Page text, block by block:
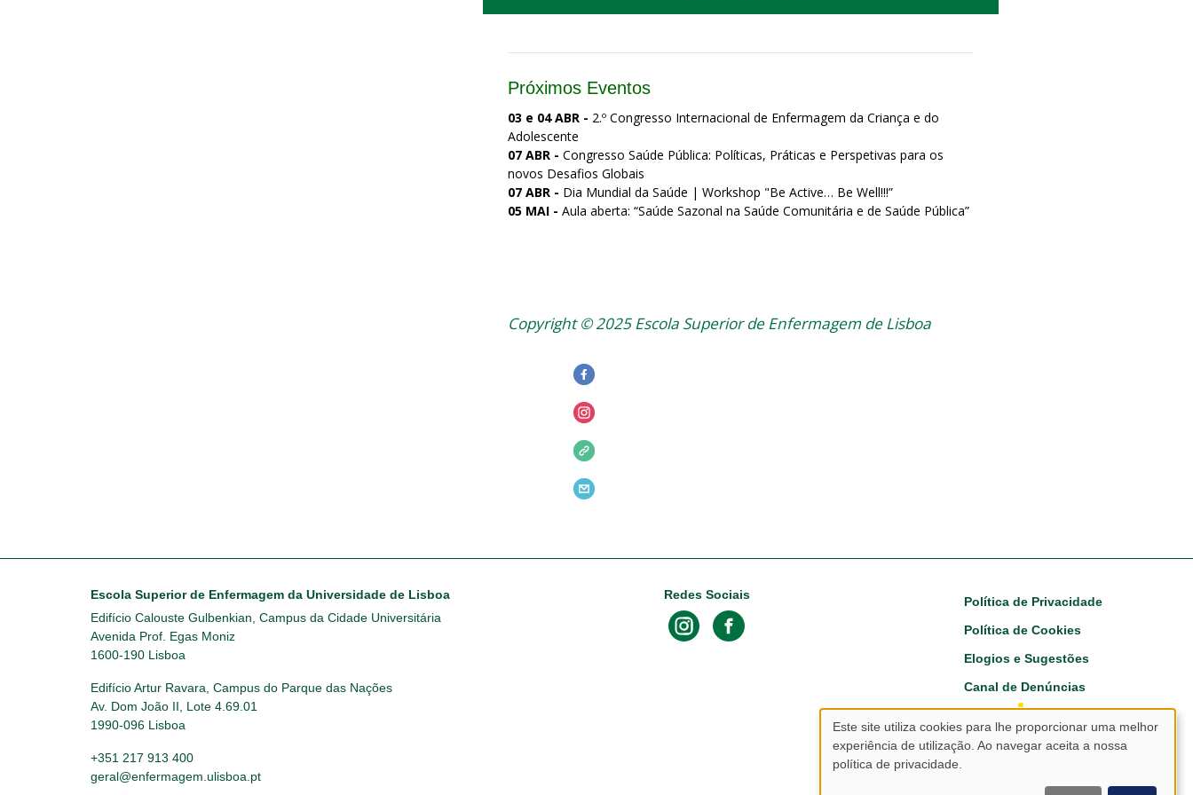
Próximos Eventos
03 e 04 ABR - 2.º Congresso Internacional de Enfermagem da Criança e do
Adolescente
07 ABR - Congresso Saúde Pública: Políticas, Práticas e Perspetivas para os
novos Desafios Globais
07 ABR - Dia Mundial da Saúde | Workshop "Be Active… Be Well!!!”
05 MAI - Aula aberta: “Saúde Sazonal na Saúde Comunitária e de Saúde Pública”
Copyright © 2025 Escola Superior de Enfermagem de Lisboa
Escola Superior de Enfermagem da Universidade de Lisboa
Edifício Calouste Gulbenkian, Campus da Cidade Universitária
Avenida Prof. Egas Moniz
1600-190 Lisboa
Edifício Artur Ravara, Campus do Parque das Nações
Av. Dom João II, Lote 4.69.01
1990-096 Lisboa
+351 217 913 400
geral@enfermagem.ulisboa.pt
Redes Sociais Footer
Política de Privacidade
Política de Cookies
Elogios e Sugestões
Canal de Denúncias
Utilização
Este site utiliza cookies para lhe proporcionar uma melhor
experiência de utilização. Ao navegar aceita a nossa
política de privacidade.